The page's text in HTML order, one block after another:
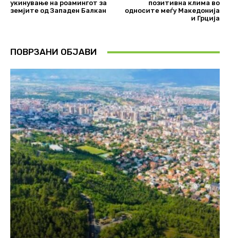
укинување на роамингот за
земјите од Западен Балкан
позитивна клима во
односите меѓу Македонија
и Грција
ПОВРЗАНИ ОБЈАВИ